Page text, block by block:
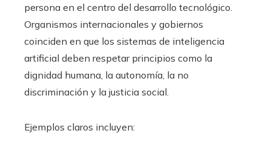
persona en el centro del desarrollo tecnológico.
Organismos internacionales y gobiernos
coinciden en que los sistemas de inteligencia
artificial deben respetar principios como la
dignidad humana, la autonomía, la no
discriminación y la justicia social.
Ejemplos claros incluyen: